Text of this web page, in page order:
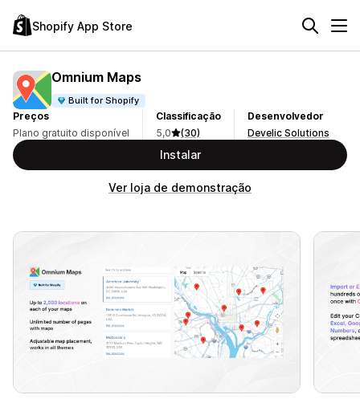
Shopify App Store
Omnium Maps
Built for Shopify
Preços
Plano gratuito disponível
Classificação
5,0
(30)
Desenvolvedor
Develic Solutions
Instalar
Ver loja de demonstração